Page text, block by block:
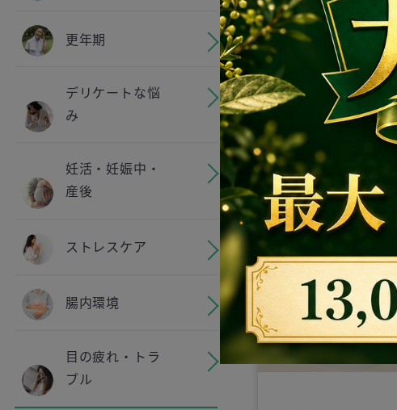
更年期
デリケートな悩
み
妊活・妊娠中・
産後
ストレスケア
腸内環境
目の疲れ・トラ
ブル
MAX
【無添加 泥パック
鉱石・麦飯石100
ーガニックフェイ
ク｜くすみ・ざら
分でリセット。界
剤フリーで敏感肌
もも安心。毛穴汚
力吸着しワントーン
い透明肌へ導く、
代で使える究極の
¥ 1,999